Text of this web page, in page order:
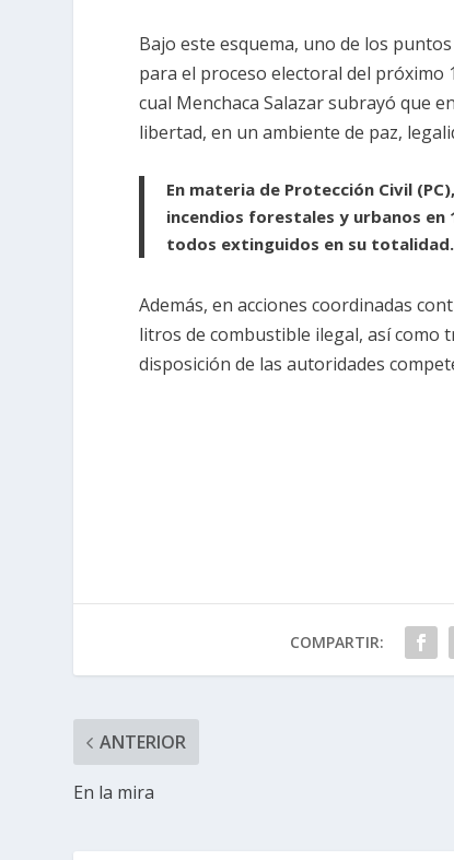
Bajo este esquema, uno de los
para el proceso electoral del próximo
cual Menchaca Salazar subrayó que
libertad, en un ambiente de paz,
En materia de Protección Civil
incendios forestales y urbanos en
todos extinguidos en su totalidad.
Además, en acciones coordinadas
litros de combustible ilegal, así como
disposición de las autoridades
COMPARTIR:
ANTERIOR
En la mira